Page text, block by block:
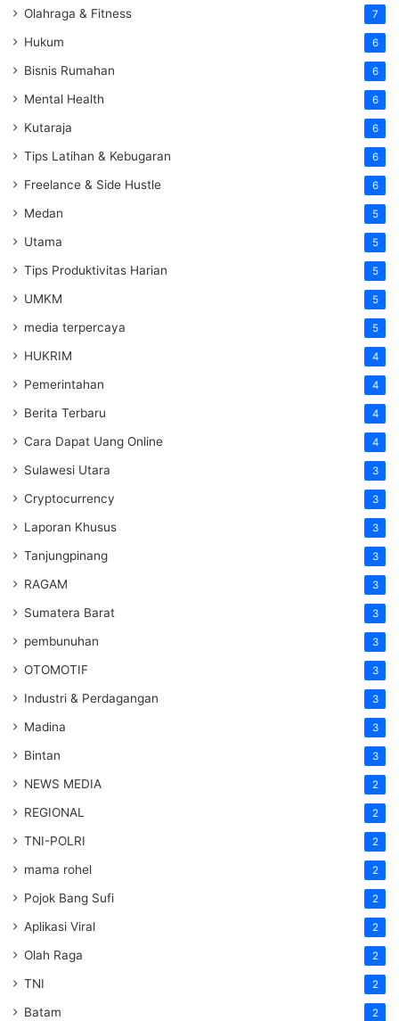
Olahraga & Fitness 7
Hukum 6
Bisnis Rumahan 6
Mental Health 6
Kutaraja 6
Tips Latihan & Kebugaran 6
Freelance & Side Hustle 6
Medan 5
Utama 5
Tips Produktivitas Harian 5
UMKM 5
media terpercaya 5
HUKRIM 4
Pemerintahan 4
Berita Terbaru 4
Cara Dapat Uang Online 4
Sulawesi Utara 3
Cryptocurrency 3
Laporan Khusus 3
Tanjungpinang 3
RAGAM 3
Sumatera Barat 3
pembunuhan 3
OTOMOTIF 3
Industri & Perdagangan 3
Madina 3
Bintan 3
NEWS MEDIA 2
REGIONAL 2
TNI-POLRI 2
mama rohel 2
Pojok Bang Sufi 2
Aplikasi Viral 2
Olah Raga 2
TNI 2
Batam 2